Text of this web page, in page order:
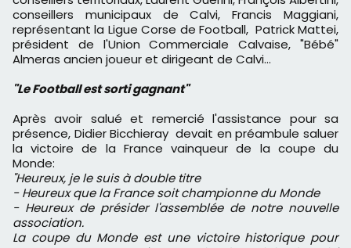
conseillers municipaux de Calvi, Francis Maggiani,
représentant la Ligue Corse de Football, Patrick Mattei,
président de l'Union Commerciale Calvaise, "Bébé"
Almeras ancien joueur et dirigeant de Calvi...
"Le Football est sorti gagnant"
Après avoir salué et remercié l'assistance pour sa
présence, Didier Bicchieray devait en préambule saluer
la victoire de la France vainqueur de la coupe du
Monde:
"Heureux, je le suis à double titre
- Heureux que la France soit championne du Monde
- Heureux de présider l'assemblée de notre nouvelle
association.
La coupe du Monde est une victoire historique pour